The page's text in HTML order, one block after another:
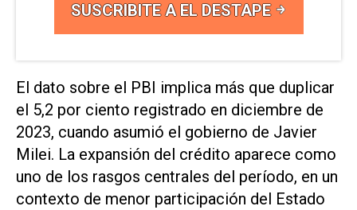
SUSCRIBITE A EL DESTAPE
El dato sobre el PBI implica más que duplicar
el 5,2 por ciento registrado en diciembre de
2023, cuando asumió el gobierno de Javier
Milei. La expansión del crédito aparece como
uno de los rasgos centrales del período, en un
contexto de menor participación del Estado